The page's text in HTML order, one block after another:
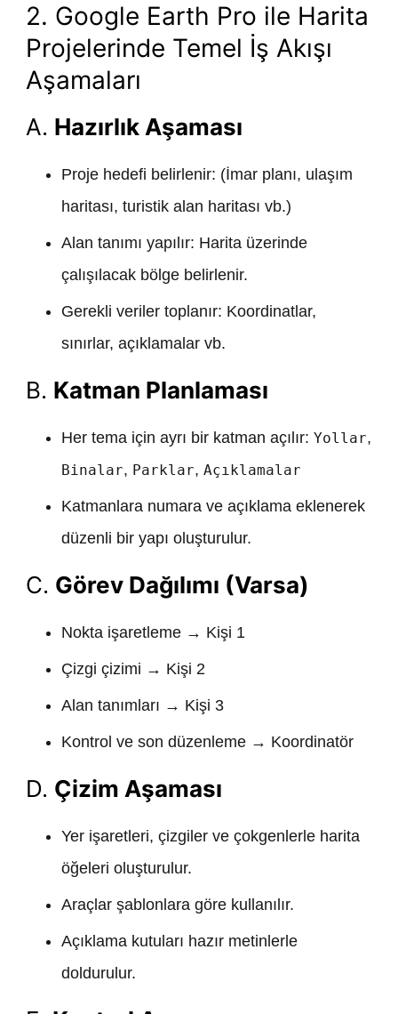
2. Google Earth Pro ile Harita
Projelerinde Temel İş Akışı
Aşamaları
A. Hazırlık Aşaması
Proje hedefi belirlenir: (İmar planı, ulaşım
haritası, turistik alan haritası vb.)
Alan tanımı yapılır: Harita üzerinde
çalışılacak bölge belirlenir.
Gerekli veriler toplanır: Koordinatlar,
sınırlar, açıklamalar vb.
B. Katman Planlaması
Her tema için ayrı bir katman açılır: Yollar,
Binalar, Parklar, Açıklamalar
Katmanlara numara ve açıklama eklenerek
düzenli bir yapı oluşturulur.
C. Görev Dağılımı (Varsa)
Nokta işaretleme → Kişi 1
Çizgi çizimi → Kişi 2
Alan tanımları → Kişi 3
Kontrol ve son düzenleme → Koordinatör
D. Çizim Aşaması
Yer işaretleri, çizgiler ve çokgenlerle harita
öğeleri oluşturulur.
Araçlar şablonlara göre kullanılır.
Açıklama kutuları hazır metinlerle
doldurulur.